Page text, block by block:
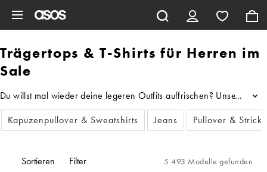
Trägertops & T-Shirts für Herren im
Sale
Du willst mal wieder deine legeren Outfits auffrischen? Unser Sale
...
Kapuzenpullover & Sweatshirts
Jeans Pullover &
Sortieren Filter 5.493 Modelle gefunden